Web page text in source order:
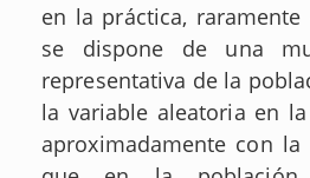
en la práctica,
se dispone de una
representativa de la
la variable aleatoria en
aproximadamente con